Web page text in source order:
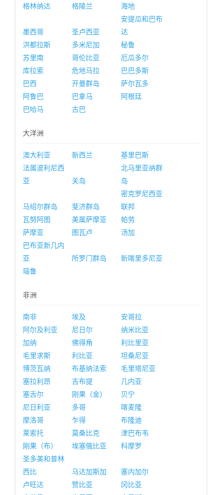
格林纳达
格陵兰 海地
墨西哥 圣卢西亚
安提瓜和巴布
达
洪都拉斯
多米尼加
秘鲁
苏里南
哥伦比亚
厄瓜多尔
库拉索
危地马拉
巴巴多斯
巴西
开曼群岛
萨尔瓦多
阿鲁巴
巴拿马
阿根廷
巴哈马
古巴
大洋洲
澳大利亚 新西兰
基里巴斯
法属波利尼西
亚
关岛
北马里亚纳群
岛
马绍尔群岛 斐济群岛
密克罗尼西亚
联邦
瓦努阿图
美属萨摩亚
帕劳
萨摩亚
图瓦卢
汤加
巴布亚新几内
亚
所罗门群岛
新喀里多尼亚
瑙鲁
非洲
南非 埃及
安哥拉
阿尔及利亚
尼日尔
纳米比亚
加纳
佛得角
利比里亚
毛里求斯
利比亚
坦桑尼亚
博茨瓦纳
布基纳法索
毛里塔尼亚
塞拉利昂
吉布提
几内亚
塞舌尔
刚果（金）
贝宁
尼日利亚
多哥
喀麦隆
摩洛哥
乍得
布隆迪
莱索托
莫桑比克
津巴布韦
刚果（布）
埃塞俄比亚
科摩罗
圣多美和普林
西比
马达加斯加
塞内加尔
卢旺达
赞比亚
冈比亚